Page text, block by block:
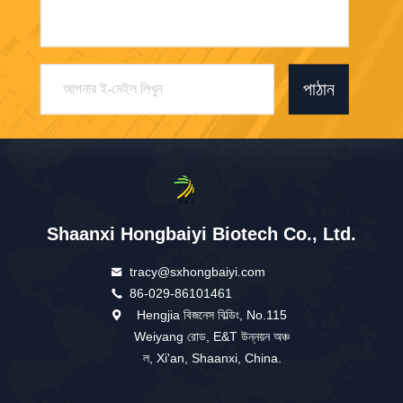
পাঠান
Shaanxi Hongbaiyi Biotech Co., Ltd.
tracy@sxhongbaiyi.com
86-029-86101461
Hengjia বিজনেস বিল্ডিং, No.115
Weiyang রোড, E&T উন্নয়ন অঞ্চ
ল, Xi'an, Shaanxi, China.